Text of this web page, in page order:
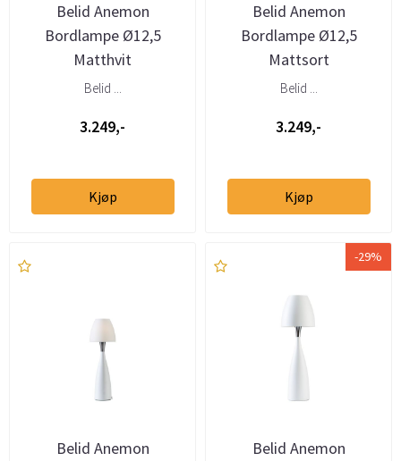
Belid Anemon
Bordlampe Ø12,5
Matthvit
Belid ...
3.249,-
Kjøp
Belid Anemon
Bordlampe Ø12,5
Mattsort
Belid ...
3.249,-
Kjøp
Belid Anemon
-29%
Belid Anemon